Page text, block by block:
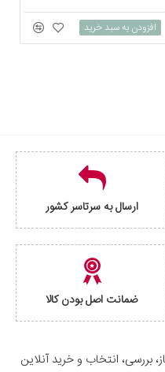
افزودن به سبد خرید
ارسال به سرتاسر کشور
ضمانت اصل بودن کالا
بررسی، انتخاب و خرید آنلاین